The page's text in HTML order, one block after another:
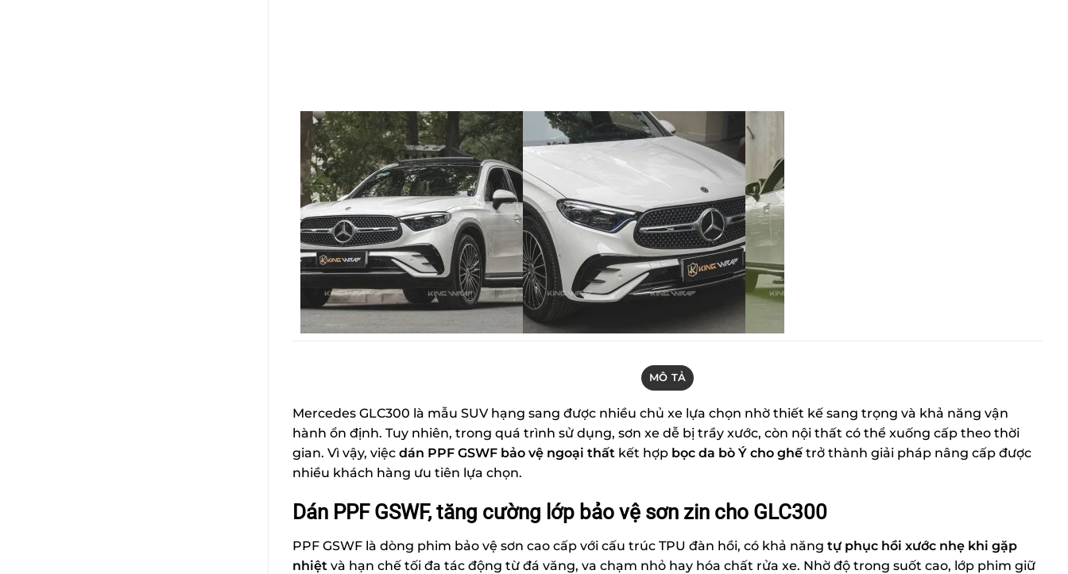
MÔ TẢ
Mercedes GLC300 là mẫu SUV hạng sang được nhiều chủ xe lựa chọn nhờ thiết kế sang trọng và khả năng vận
hành ổn định. Tuy nhiên, trong quá trình sử dụng, sơn xe dễ bị trầy xước, còn nội thất có thể xuống cấp theo thời
gian. Vì vậy, việc dán PPF GSWF bảo vệ ngoại thất kết hợp bọc da bò Ý cho ghế trở thành giải pháp nâng cấp được
nhiều khách hàng ưu tiên lựa chọn.
Dán PPF GSWF, tăng cường lớp bảo vệ sơn zin cho GLC300
PPF GSWF là dòng phim bảo vệ sơn cao cấp với cấu trúc TPU đàn hồi, có khả năng tự phục hồi xước nhẹ khi gặp
nhiệt và hạn chế tối đa tác động từ đá văng, va chạm nhỏ hay hóa chất rửa xe. Nhờ độ trong suốt cao, lớp phim giữ